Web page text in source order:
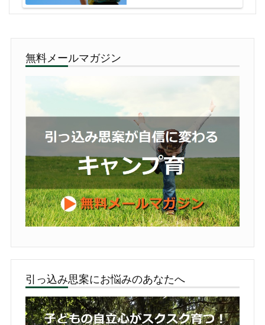
無料メールマガジン
引っ込み思案にお悩みのあなたへ